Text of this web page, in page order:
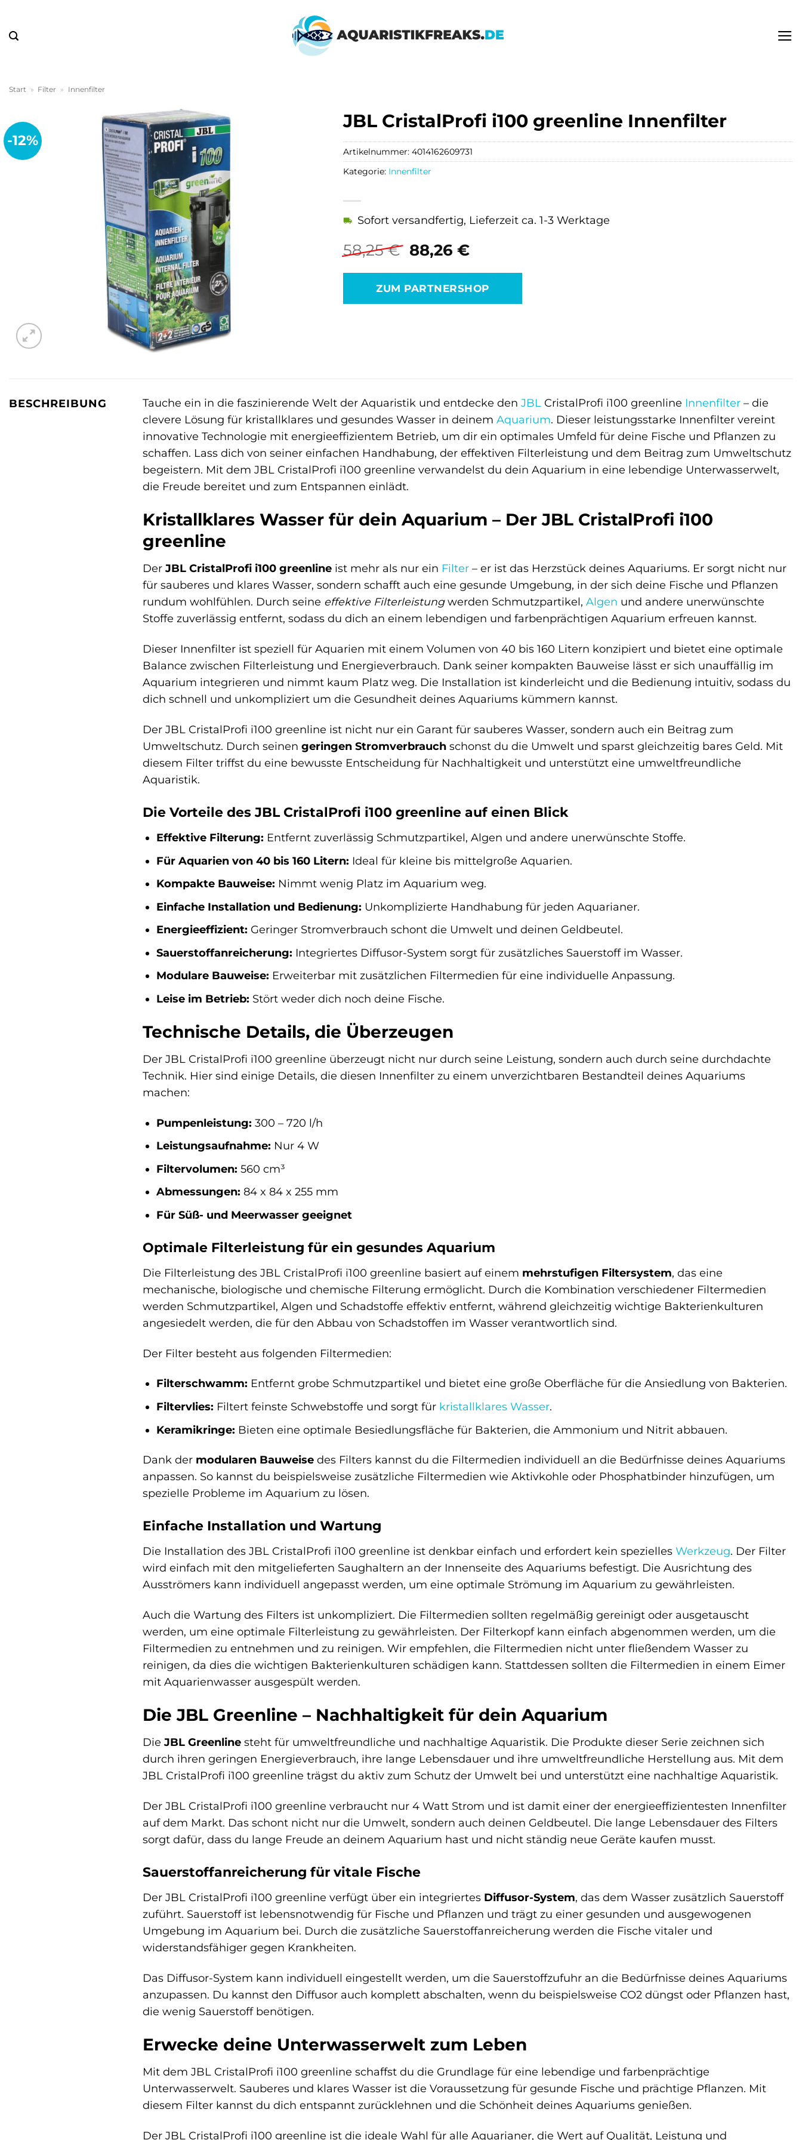
springen
Start » Filter » Innenfilter
-12%
JBL CristalProfi i100 greenline Innenfilter
58,25€ Ursprünglicher
war:
58,25 €
88,26 €Aktueller
ist:
88,26 €.
Sofort versandfertig, Lieferzeit ca. 1-3 Werktage
ZUM PARTNERSHOP
Artikelnummer: 4014162609731
Kategorie: Innenfilter
BESCHREIBUNG Tauche ein in die faszinierende Welt der Aquaristik und entdecke den JBL CristalProfi i100 greenline Innenfilter – die
clevere Lösung für kristallklares und gesundes Wasser in deinem Aquarium. Dieser leistungsstarke Innenfilter vereint
innovative Technologie mit energieeffizientem Betrieb, um dir ein optimales Umfeld für deine Fische und Pflanzen zu
schaffen. Lass dich von seiner einfachen Handhabung, der effektiven Filterleistung und dem Beitrag zum Umweltschutz
begeistern. Mit dem JBL CristalProfi i100 greenline verwandelst du dein Aquarium in eine lebendige Unterwasserwelt,
die Freude bereitet und zum Entspannen einlädt.
Kristallklares Wasser für dein Aquarium – Der JBL CristalProfi i100
greenline
DerJBL CristalProfi i100 greenline ist mehr als nur ein Filter – er ist das Herzstück deines Aquariums. Er sorgt nicht nur
für sauberes und klares Wasser, sondern schafft auch eine gesunde Umgebung, in der sich deine Fische und Pflanzen
rundum wohlfühlen. Durch seine effektive Filterleistungwerden Schmutzpartikel, Algen und andere unerwünschte
Stoffe zuverlässig entfernt, sodass du dich an einem lebendigen und farbenprächtigen Aquarium erfreuen kannst.
Dieser Innenfilter ist speziell für Aquarien mit einem Volumen von 40 bis 160 Litern konzipiert und bietet eine optimale
Balance zwischen Filterleistung und Energieverbrauch. Dank seiner kompakten Bauweise lässt er sich unauffällig im
Aquarium integrieren und nimmt kaum Platz weg. Die Installation ist kinderleicht und die Bedienung intuitiv, sodass du
dich schnell und unkompliziert um die Gesundheit deines Aquariums kümmern kannst.
Der JBL CristalProfi i100 greenline ist nicht nur ein Garant für sauberes Wasser, sondern auch ein Beitrag zum
Umweltschutz. Durch seinen geringen Stromverbrauch schonst du die Umwelt und sparst gleichzeitig bares Geld. Mit
diesem Filter triffst du eine bewusste Entscheidung für Nachhaltigkeit und unterstützt eine umweltfreundliche
Aquaristik.
Die Vorteile des JBL CristalProfi i100 greenline auf einen Blick
Effektive Filterung: Entfernt zuverlässig Schmutzpartikel, Algen und andere unerwünschte Stoffe.
Für Aquarien von 40 bis 160 Litern: Ideal für kleine bis mittelgroße Aquarien.
Kompakte Bauweise: Nimmt wenig Platz im Aquarium weg.
Einfache Installation und Bedienung: Unkomplizierte Handhabung für jeden Aquarianer.
Energieeffizient: Geringer Stromverbrauch schont die Umwelt und deinen Geldbeutel.
Sauerstoffanreicherung: Integriertes Diffusor-System sorgt für zusätzliches Sauerstoff im Wasser.
Modulare Bauweise: Erweiterbar mit zusätzlichen Filtermedien für eine individuelle Anpassung.
Leise im Betrieb: Stört weder dich noch deine Fische.
Technische Details, die Überzeugen
Der JBL CristalProfi i100 greenline überzeugt nicht nur durch seine Leistung, sondern auch durch seine durchdachte
Technik. Hier sind einige Details, die diesen Innenfilter zu einem unverzichtbaren Bestandteil deines Aquariums
machen:
Pumpenleistung: 300 – 720 l/h
Leistungsaufnahme: Nur 4 W
Filtervolumen: 560 cm³
Abmessungen: 84 x 84 x 255 mm
Für Süß- und Meerwasser geeignet
Optimale Filterleistung für ein gesundes Aquarium
Die Filterleistung des JBL CristalProfi i100 greenline basiert auf einem mehrstufigen Filtersystem, das eine
mechanische, biologische und chemische Filterung ermöglicht. Durch die Kombination verschiedener Filtermedien
werden Schmutzpartikel, Algen und Schadstoffe effektiv entfernt, während gleichzeitig wichtige Bakterienkulturen
angesiedelt werden, die für den Abbau von Schadstoffen im Wasser verantwortlich sind.
Der Filter besteht aus folgenden Filtermedien:
Filterschwamm: Entfernt grobe Schmutzpartikel und bietet eine große Oberfläche für die Ansiedlung von Bakterien.
Filtervlies: Filtert feinste Schwebstoffe und sorgt für kristallklares Wasser.
Keramikringe: Bieten eine optimale Besiedlungsfläche für Bakterien, die Ammonium und Nitrit abbauen.
Dank der modularen Bauweise des Filters kannst du die Filtermedien individuell an die Bedürfnisse deines Aquariums
anpassen. So kannst du beispielsweise zusätzliche Filtermedien wie Aktivkohle oder Phosphatbinder hinzufügen, um
spezielle Probleme im Aquarium zu lösen.
Einfache Installation und Wartung
Die Installation des JBL CristalProfi i100 greenline ist denkbar einfach und erfordert kein spezielles Werkzeug. Der Filter
wird einfach mit den mitgelieferten Saughaltern an der Innenseite des Aquariums befestigt. Die Ausrichtung des
Ausströmers kann individuell angepasst werden, um eine optimale Strömung im Aquarium zu gewährleisten.
Auch die Wartung des Filters ist unkompliziert. Die Filtermedien sollten regelmäßig gereinigt oder ausgetauscht
werden, um eine optimale Filterleistung zu gewährleisten. Der Filterkopf kann einfach abgenommen werden, um die
Filtermedien zu entnehmen und zu reinigen. Wir empfehlen, die Filtermedien nicht unter fließendem Wasser zu
reinigen, da dies die wichtigen Bakterienkulturen schädigen kann. Stattdessen sollten die Filtermedien in einem Eimer
mit Aquarienwasser ausgespült werden.
Die JBL Greenline – Nachhaltigkeit für dein Aquarium
DieJBL Greenline steht für umweltfreundliche und nachhaltige Aquaristik. Die Produkte dieser Serie zeichnen sich
durch ihren geringen Energieverbrauch, ihre lange Lebensdauer und ihre umweltfreundliche Herstellung aus. Mit dem
JBL CristalProfi i100 greenline trägst du aktiv zum Schutz der Umwelt bei und unterstützt eine nachhaltige Aquaristik.
Der JBL CristalProfi i100 greenline verbraucht nur 4 Watt Strom und ist damit einer der energieeffizientesten Innenfilter
auf dem Markt. Das schont nicht nur die Umwelt, sondern auch deinen Geldbeutel. Die lange Lebensdauer des Filters
sorgt dafür, dass du lange Freude an deinem Aquarium hast und nicht ständig neue Geräte kaufen musst.
Sauerstoffanreicherung für vitale Fische
Der JBL CristalProfi i100 greenline verfügt über ein integriertes Diffusor-System, das dem Wasser zusätzlich Sauerstoff
zuführt. Sauerstoff ist lebensnotwendig für Fische und Pflanzen und trägt zu einer gesunden und ausgewogenen
Umgebung im Aquarium bei. Durch die zusätzliche Sauerstoffanreicherung werden die Fische vitaler und
widerstandsfähiger gegen Krankheiten.
Das Diffusor-System kann individuell eingestellt werden, um die Sauerstoffzufuhr an die Bedürfnisse deines Aquariums
anzupassen. Du kannst den Diffusor auch komplett abschalten, wenn du beispielsweise CO2 düngst oder Pflanzen hast,
die wenig Sauerstoff benötigen.
Erwecke deine Unterwasserwelt zum Leben
Mit dem JBL CristalProfi i100 greenline schaffst du die Grundlage für eine lebendige und farbenprächtige
Unterwasserwelt. Sauberes und klares Wasser ist die Voraussetzung für gesunde Fische und prächtige Pflanzen. Mit
diesem Filter kannst du dich entspannt zurücklehnen und die Schönheit deines Aquariums genießen.
Der JBL CristalProfi i100 greenline ist die ideale Wahl für alle Aquarianer, die Wert auf Qualität, Leistung und